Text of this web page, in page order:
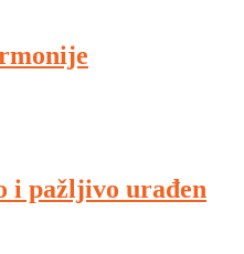
i pažljivo urađen